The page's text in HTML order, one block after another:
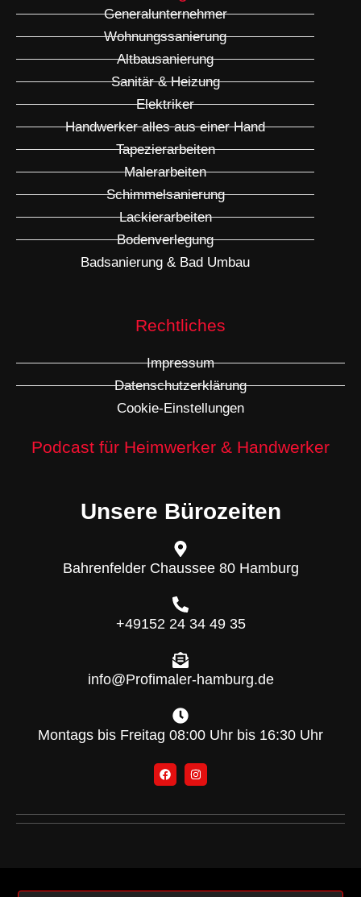
Generalunternehmer
Wohnungssanierung
Altbausanierung
Sanitär & Heizung
Elektriker
Handwerker alles aus einer Hand
Tapezierarbeiten
Malerarbeiten
Schimmelsanierung
Lackierarbeiten
Bodenverlegung
Badsanierung & Bad Umbau
Rechtliches
Impressum
Datenschutzerklärung
Cookie-Einstellungen
Podcast für Heimwerker & Handwerker
Unsere Bürozeiten
Bahrenfelder Chaussee 80 Hamburg
+49152 24 34 49 35
info@Profimaler-hamburg.de
Montags bis Freitag 08:00 Uhr bis 16:30 Uhr
F
a
c
b
o
I
n
s
a
g